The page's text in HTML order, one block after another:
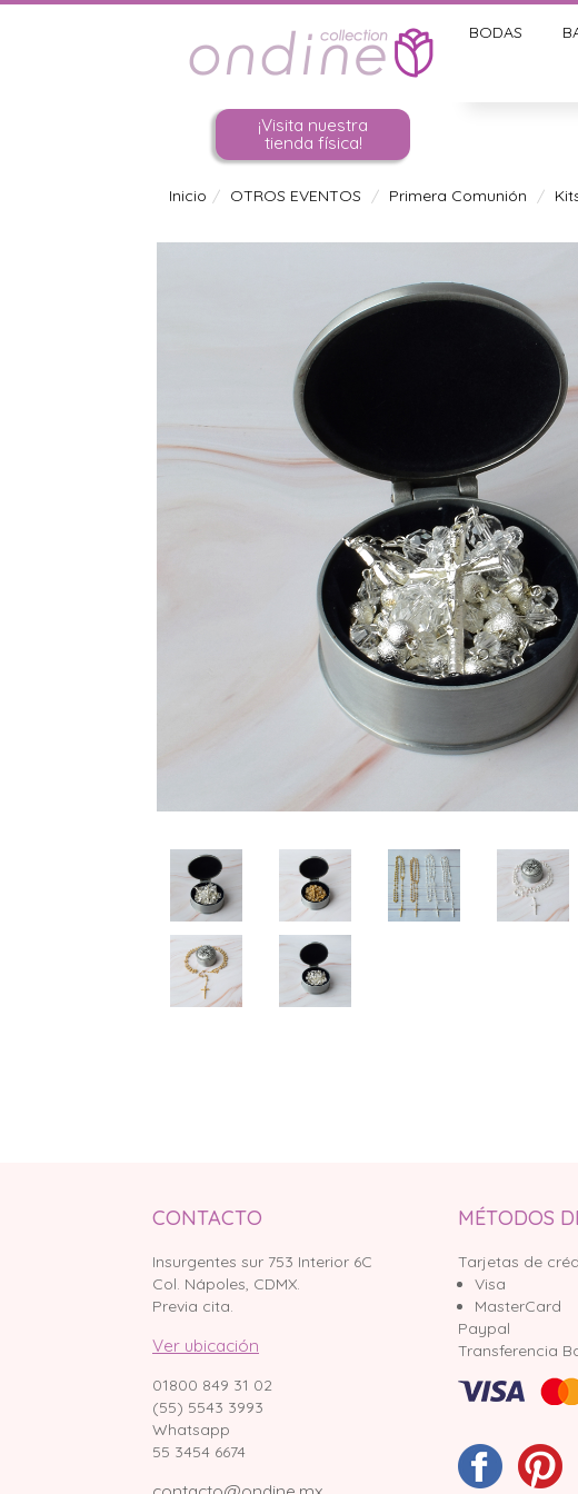
BODAS
¡Visita nuestra
tienda física!
Inicio OTROS EVENTOS Primera Comunión
CONTACTO
Insurgentes sur 753 Interior 6C
Col. Nápoles, CDMX.
Previa cita.
Ver ubicación
01800 849 31 02
(55) 5543 3993
Whatsapp
55 3454 6674
MÉTODOS
Tarjetas de
Visa
MasterCard
Paypal
Transferencia